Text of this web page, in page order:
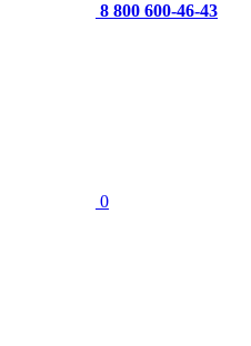
8 800 600-46-43
0